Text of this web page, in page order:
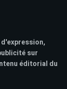
sur
éditorial du